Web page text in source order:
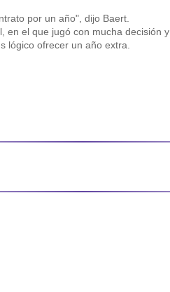
por un año", dijo Baert.
en el que jugó con mucha decisión y
lógico ofrecer un año extra.